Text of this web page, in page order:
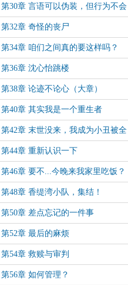
第30章 言语可以伪装，但行为不会
作假
第32章 奇怪的丧尸
第34章 咱们之间真的要这样吗？
第36章 沈心怡跳楼
第38章 论迹不论心（大章）
第40章 其实我是一个重生者
第42章 末世没来，我成为小丑被全
网嘲笑
第44章 重新认识一下
第46章 要不...今晚来我家里吃饭？
第48章 香缇湾小队，集结！
第50章 差点忘记的一件事
第52章 最后的麻烦
第54章 救赎与审判
第56章 如何管理？